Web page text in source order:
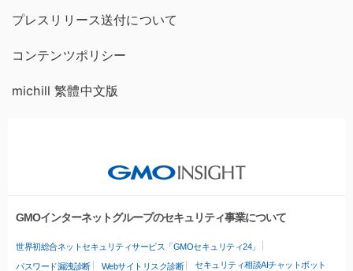
プレスリリース送付について
コンテンツポリシー
michill 繁體中文版
GMOインターネットグループのセキュリティ事業について
世界初総合ネットセキュリティサービス「GMOセキュリティ24」
パスワード漏洩診断 Webサイトリスク診断 セキュリティ相談AIチャットボット